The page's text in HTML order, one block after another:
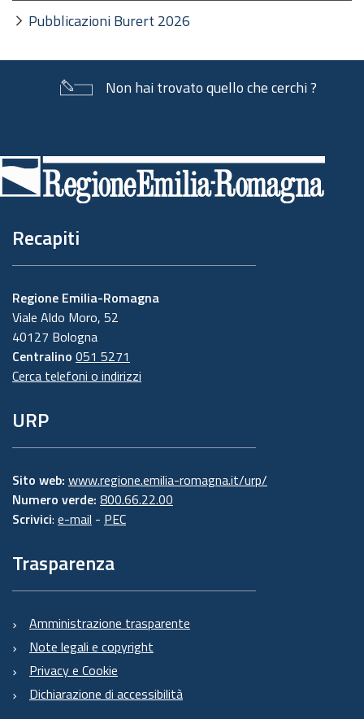
Pubblicazioni Burert 2026
Non hai trovato quello che cerchi ?
di
pagina
Recapiti
Regione Emilia-Romagna
Viale Aldo Moro, 52
40127 Bologna
Centralino 051 5271
Cerca telefoni o indirizzi
URP
Sito web: www.regione.emilia-romagna.it/urp/
Numero verde: 800.66.22.00
Scrivici: e-mail - PEC
Trasparenza
Amministrazione trasparente
Note legali e copyright
Privacy e Cookie
Dichiarazione di accessibilità